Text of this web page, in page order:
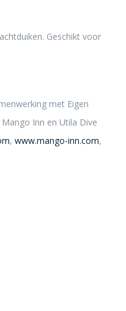
Geschikt voor
met Eigen
Inn en Utila Dive
, www.mango-inn.com,